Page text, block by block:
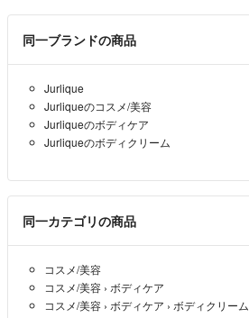
同一ブランドの商品
Jurlique
Jurliqueのコスメ/美容
Jurliqueのボディケア
Jurliqueのボディクリーム
同一カテゴリの商品
コスメ/美容
コスメ/美容 › ボディケア
コスメ/美容 › ボディケア › ボディクリーム